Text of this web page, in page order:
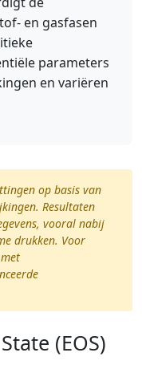
en gasfasen
parameters
en variëren
op basis van
Resultaten
vooral nabij
drukken. Voor
(EOS)